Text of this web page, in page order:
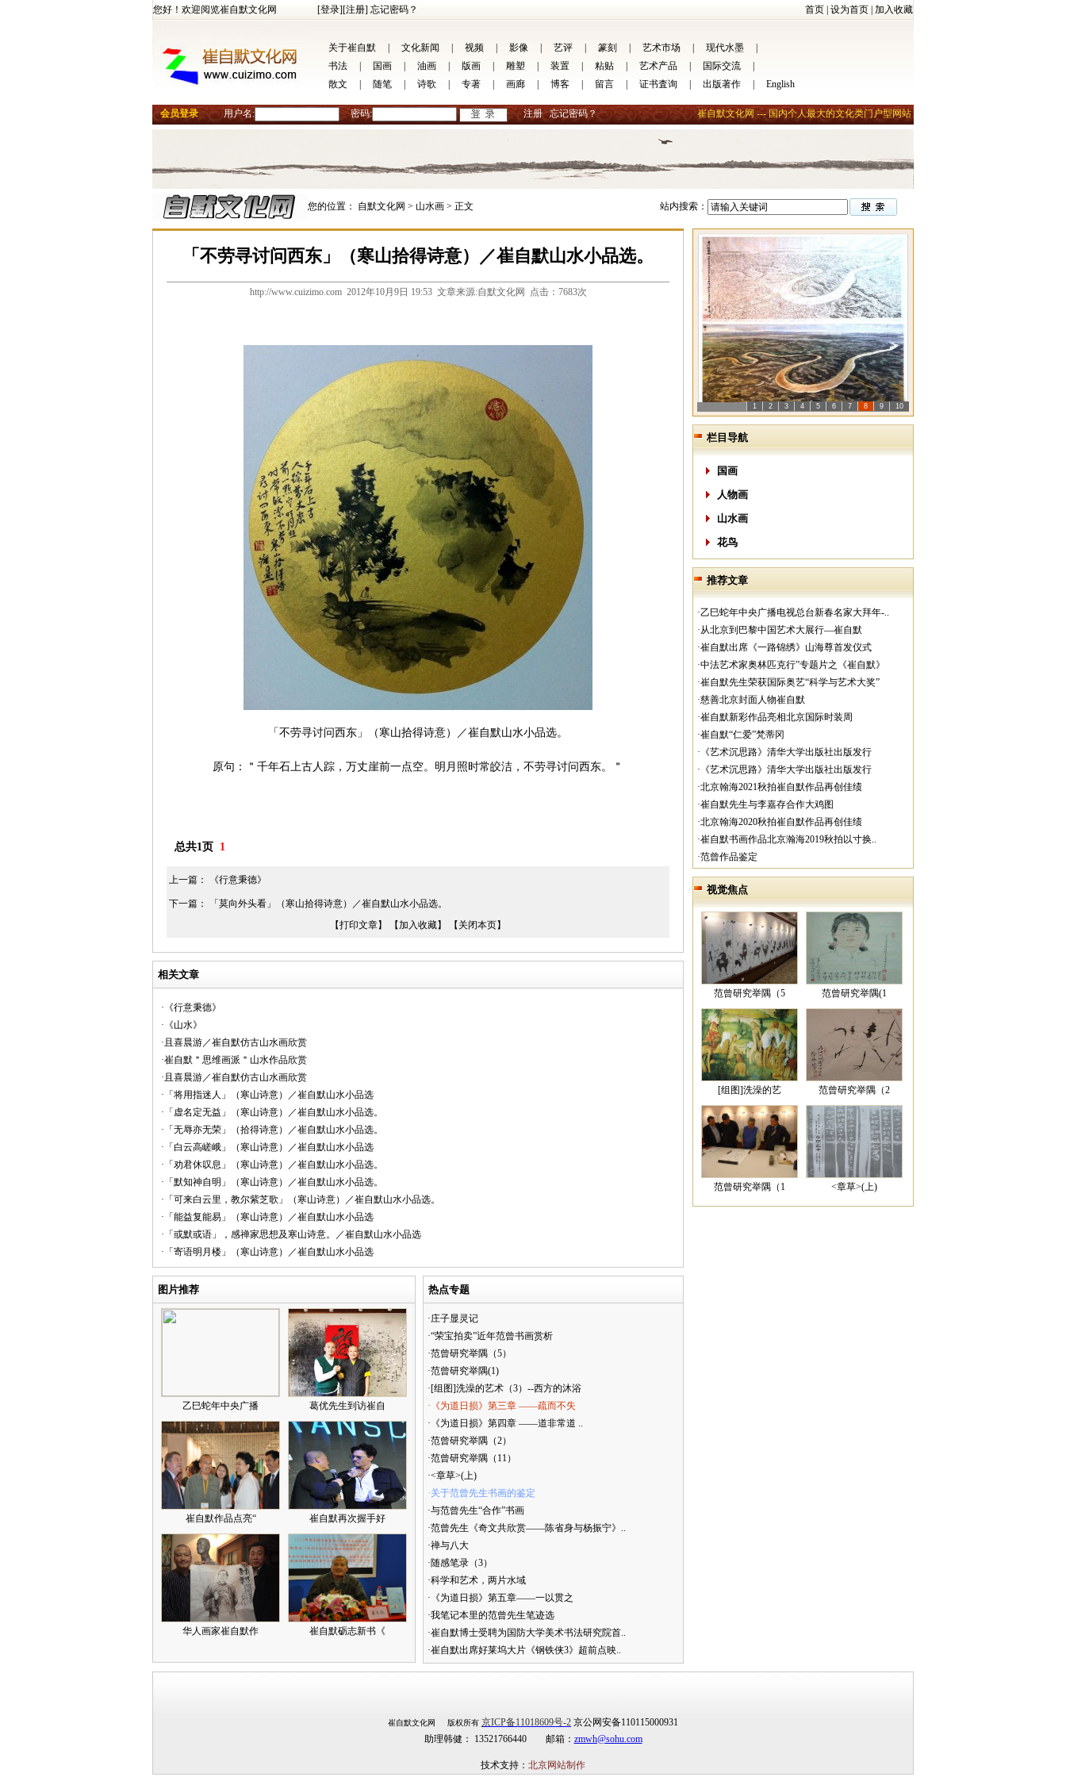
您好！欢迎阅览崔自默文化网 [登录][注册] 忘记密码？ 首页 设为首页 加入收藏
关于崔自默 文化新闻 视频 影像 艺评 篆刻 艺术市场 现代水墨
书法
国画 油画 版画 雕塑 装置 粘贴 艺术产品 国际交流
散文
随笔 诗歌 专著 画廊 博客 留言 证书査询 出版著作 English
会员登录 用户名: 密码: 注册 忘记密码？ 崔自默文化网 --- 国内个人最大的文化类门户型网站
您的位置： 自默文化网 > 山水画 > 正文 站内搜索：
「不劳寻讨问西东」（寒山拾得诗意）／崔自默山水小品选。
http://www.cuizimo.com 2012年10月9日 19:53 文章来源:自默文化网 点击：7683次
「不劳寻讨问西东」（寒山拾得诗意）／崔自默山水小品选。
原句：＂千年石上古人踪，万丈崖前一点空。明月照时常皎洁，不劳寻讨问西东。＂
总共1页 1
上一篇： 《行意秉德》
下一篇：
「莫向外头看」（寒山拾得诗意）／崔自默山水小品选。
【打印文章】
【加入收藏】 【关闭本页】
相关文章
·《行意秉德》
·《山水》
·且喜晨游／崔自默仿古山水画欣赏
·崔自默＂思维画派＂山水作品欣赏
·且喜晨游／崔自默仿古山水画欣赏
·「将用指迷人」（寒山诗意）／崔自默山水小品选
·「虚名定无益」（寒山诗意）／崔自默山水小品选。
·「无辱亦无荣」（拾得诗意）／崔自默山水小品选。
·「白云高嵯峨」（寒山诗意）／崔自默山水小品选
·「劝君休叹息」（寒山诗意）／崔自默山水小品选。
·「默知神自明」（寒山诗意）／崔自默山水小品选。
·「可来白云里，教尔紫芝歌」（寒山诗意）／崔自默山水小品选。
·「能益复能易」（寒山诗意）／崔自默山水小品选
·「或默或语」，感禅家思想及寒山诗意。／崔自默山水小品选
·「寄语明月楼」（寒山诗意）／崔自默山水小品选
图片推荐
乙巳蛇年中央广播 葛优先生到访崔自
崔自默作品点亮“ 崔自默再次握手好
华人画家崔自默作 崔自默砺志新书《
热点专题
·庄子显灵记
·“荣宝拍卖”近年范曾书画赏析
·范曾研究举隅（5）
·范曾研究举隅(1)
·[组图]洗澡的艺术（3）--西方的沐浴
·《为道日损》第三章 ——疏而不失
·《为道日损》第四章 ——道非常道 ..
·范曾研究举隅（2）
·范曾研究举隅（11）
·<章草>(上)
·关于范曾先生书画的鉴定
·与范曾先生“合作”书画
·范曾先生《奇文共欣赏——陈省身与杨振宁》..
·禅与八大
·随感笔录（3）
·科学和艺术，两片水域
·《为道日损》第五章——一以贯之
·我笔记本里的范曾先生笔迹选
·崔自默博士受聘为国防大学美术书法研究院首..
·崔自默出席好莱坞大片《钢铁侠3》超前点映..
1 2 3 4 5 6 7 8 9 10
栏目导航
国画
人物画
山水画
花鸟
推荐文章
·乙巳蛇年中央广播电视总台新春名家大拜年-..
·从北京到巴黎中国艺术大展行—崔自默
·崔自默出席《一路锦绣》山海尊首发仪式
·中法艺术家奥林匹克行”专题片之《崔自默》
·崔自默先生荣获国际奥艺“科学与艺术大奖”
·慈善北京封面人物崔自默
·崔自默新彩作品亮相北京国际时装周
·崔自默“仁爱”梵蒂冈
·《艺术沉思路》清华大学出版社出版发行
·《艺术沉思路》清华大学出版社出版发行
·北京翰海2021秋拍崔自默作品再创佳绩
·崔自默先生与李嘉存合作大鸡图
·北京翰海2020秋拍崔自默作品再创佳绩
·崔自默书画作品北京瀚海2019秋拍以寸换..
·范曾作品鉴定
视觉焦点
范曾研究举隅（5 范曾研究举隅(1
[组图]洗澡的艺 范曾研究举隅（2
范曾研究举隅（1 <章草>(上)
崔自默文化网 版权所有 京ICP备11018609号-2 京公网安备110115000931
助理韩健： 13521766440 邮箱： zmwh@sohu.com
技术支持： 北京网站制作